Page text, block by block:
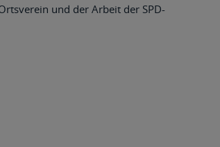
und der Arbeit der SPD-